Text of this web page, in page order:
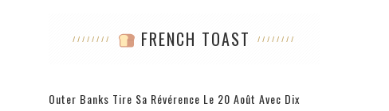
FRENCH TOAST
Outer Banks Tire Sa Révérence Le 20 Août Avec Dix